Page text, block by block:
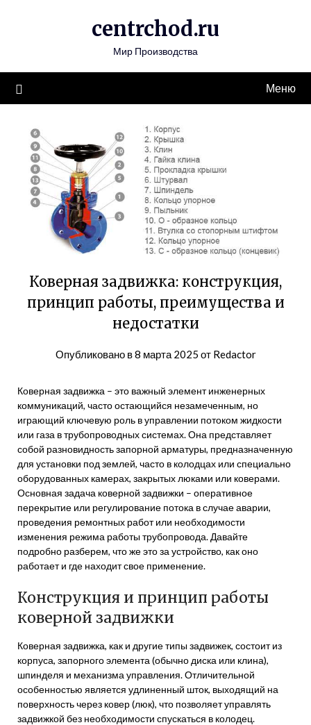
centrchod.ru
Мир Производства
Меню
Коверная задвижка: конструкция,
принцип работы, преимущества и
недостатки
Опубликовано в8 марта 2025 от Redactor
Коверная задвижка – это важный элемент инженерных
коммуникаций, часто остающийся незамеченным, но
играющий ключевую роль в управлении потоком жидкости
или газа в трубопроводных системах. Она представляет
собой разновидность запорной арматуры, предназначенную
для установки под землей, часто в колодцах или специально
оборудованных камерах, закрытых люками или коверами.
Основная задача коверной задвижки – оперативное
перекрытие или регулирование потока в случае аварии,
проведения ремонтных работ или необходимости
изменения режима работы трубопровода. Давайте
подробно разберем, что же это за устройство, как оно
работает и где находит свое применение.
Конструкция и принцип работы
коверной задвижки
Коверная задвижка, как и другие типы задвижек, состоит из
корпуса, запорного элемента (обычно диска или клина),
шпинделя и механизма управления. Отличительной
особенностью является удлиненный шток, выходящий на
поверхность через ковер (люк), что позволяет управлять
задвижкой без необходимости спускаться в колодец.